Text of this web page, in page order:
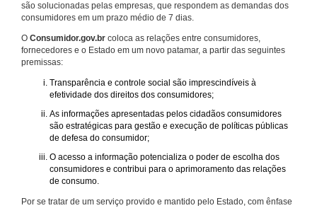
são solucionadas pelas empresas, que respondem as demandas dos
consumidores em um prazo médio de 7 dias.
O Consumidor.gov.br coloca as relações entre consumidores,
fornecedores e o Estado em um novo patamar, a partir das seguintes
premissas:
Transparência e controle social são imprescindíveis à
efetividade dos direitos dos consumidores;
As informações apresentadas pelos cidadãos consumidores
são estratégicas para gestão e execução de políticas públicas
de defesa do consumidor;
O acesso a informação potencializa o poder de escolha dos
consumidores e contribui para o aprimoramento das relações
de consumo.
Por se tratar de um serviço provido e mantido pelo Estado, com ênfase